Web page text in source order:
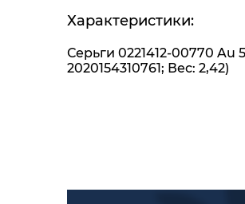
Характеристики:
Серьги 0221412-00770 Au
2020154310761; Вес: 2,42)